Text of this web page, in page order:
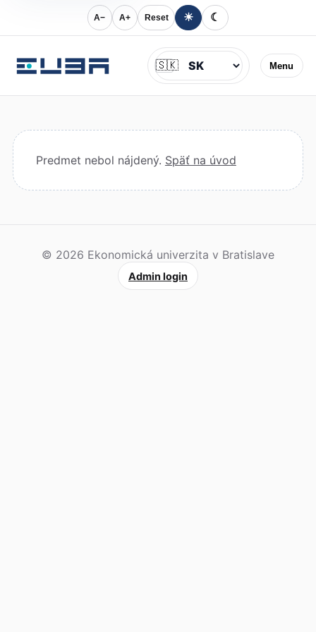
A− A+ Reset ☀ ☾
Menu
Jazyk
🇸🇰
Predmet nebol nájdený. Späť na úvod
© 2026 Ekonomická univerzita v Bratislave
Admin login